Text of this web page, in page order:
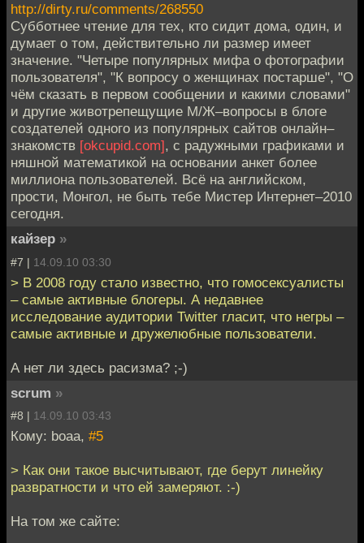
http://dirty.ru/comments/268550
Субботнее чтение для тех, кто сидит дома, один, и
думает о том, действительно ли размер имеет
значение. "Четыре популярных мифа о фотографии
пользователя", "К вопросу о женщинах постарше", "О
чём сказать в первом сообщении и какими словами"
и другие животрепещущие М/Ж–вопросы в блоге
создателей одного из популярных сайтов онлайн–
знакомств [okcupid.com], с радужными графиками и
няшной математикой на основании анкет более
миллиона пользователей. Всё на английском,
прости, Монгол, не быть тебе Мистер Интернет–2010
сегодня.
кайзер »
#7 | 14.09.10 03:30
> В 2008 году стало известно, что гомосексуалисты
– самые активные блогеры. А недавнее
исследование аудитории Twitter гласит, что негры –
самые активные и дружелюбные пользователи.
А нет ли здесь расизма? ;-)
scrum »
#8 | 14.09.10 03:43
Кому: boaa, #5
> Как они такое высчитывают, где берут линейку
развратности и что ей замеряют. :-)
На том же сайте: